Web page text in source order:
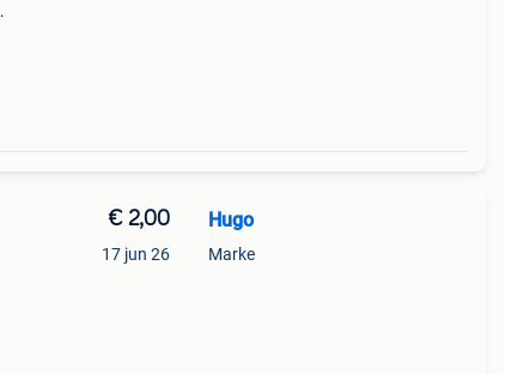
€ 2,00
17 jun 26
Hugo
Marke